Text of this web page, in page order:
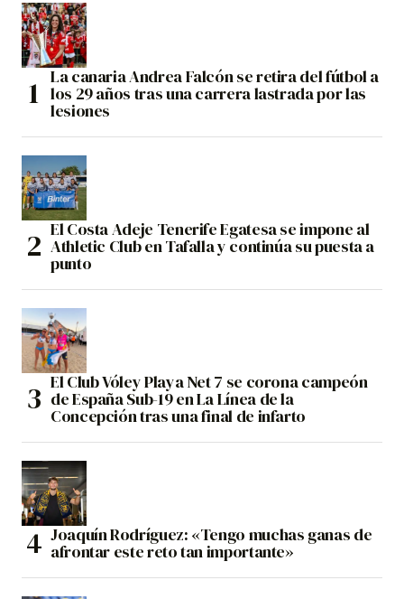
La canaria Andrea Falcón se retira del fútbol a
los 29 años tras una carrera lastrada por las
lesiones
El Costa Adeje Tenerife Egatesa se impone al
Athletic Club en Tafalla y continúa su puesta a
punto
El Club Vóley Playa Net 7 se corona campeón
de España Sub-19 en La Línea de la
Concepción tras una final de infarto
Joaquín Rodríguez: «Tengo muchas ganas de
afrontar este reto tan importante»